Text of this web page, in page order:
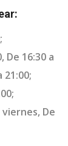
De 16:30 a
21:00;
viernes, De